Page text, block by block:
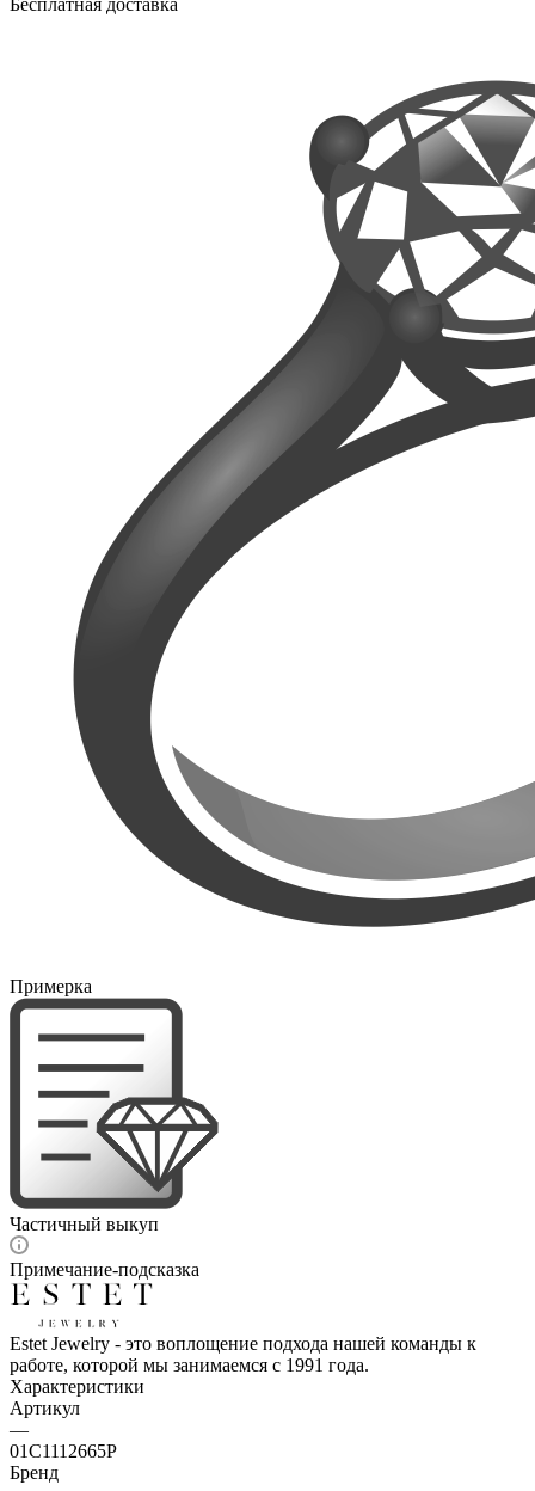
Бесплатная доставка
Примерка
Частичный выкуп
Примечание-подсказка
Estet Jewelry - это воплощение подхода нашей команды к
работе, которой мы занимаемся с 1991 года.
Характеристики
Артикул
—
01С1112665Р
Бренд